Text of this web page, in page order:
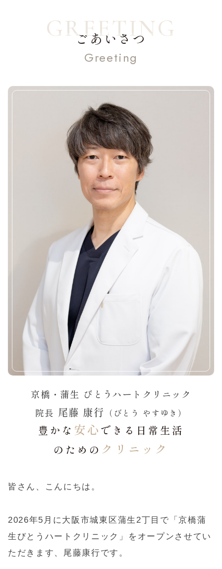
ごあいさつ
Greeting
豊かな 安心 できる日常生活
のための クリニック
皆さん、こんにちは。
2026年5月に大阪市城東区蒲生2丁目で「京橋蒲
生びとうハートクリニック」をオープンさせてい
ただきます、尾藤康行です。
京橋・蒲生 びとうハートクリニック
院長 尾藤 康行 （びとう やすゆき）